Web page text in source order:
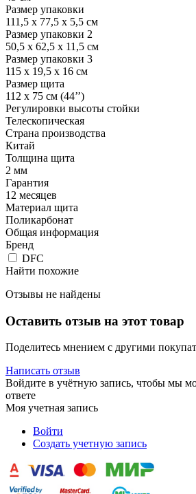
Размер упаковки
111,5 x 77,5 x 5,5 см
Размер упаковки 2
50,5 x 62,5 x 11,5 см
Размер упаковки 3
115 x 19,5 x 16 см
Размер щита
112 х 75 см (44’’)
Регулировки высоты стойки
Телескопическая
Страна производства
Китай
Толщина щита
2 мм
Гарантия
12 месяцев
Материал щита
Поликарбонат
Общая информация
Бренд
DFC
Найти похожие
Отзывы не найдены
Оставить отзыв на этот товар
Поделитесь мнением с другими
Написать отзыв
Войдите в учётную запись, чтобы мы
ответе
Моя учетная запись
Войти
Создать учетную запись